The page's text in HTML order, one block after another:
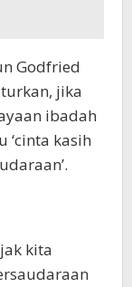
Godfried
jika
ibadah
‘cinta kasih
kita